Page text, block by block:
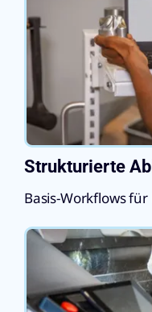
Strukturierte
Basis-Workflows